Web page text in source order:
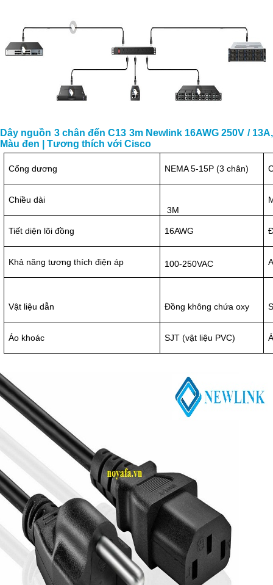
Dây nguồn 3 chân đến C13 3m Newlink 16AWG 250V / 13A,
Màu đen | Tương thích với Cisco
Cổng dương NEMA 5-15P (3 chân)
Chiều dài
3M
Tiết diện lõi đồng 16AWG
Khả năng tương thích điện áp 100-250VAC
Vật liệu dẫn Đồng không chứa oxy
Áo khoác SJT (vật liệu PVC)